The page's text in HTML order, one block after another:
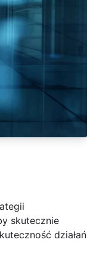
skutecznie
działań